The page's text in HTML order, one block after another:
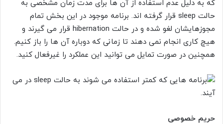
که به دلیل عدم استفاده از آن ها برای مدت زمان مشخصی به
حالت sleep قرار گرفته اند. برنامه موجود در این بخش تمام
مجوزهایشان لغو شده و در حالت hibernation قرار می گیرند و
هیچ کاری انجام نمی دهند تا زمانی که دوباره آن ها را باز کنیم.
همچنین در صورت تمایل می توانید این عملکرد را غیرفعال کنید.
حریم خصوصی